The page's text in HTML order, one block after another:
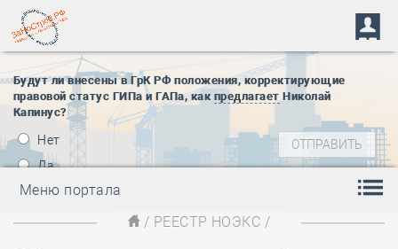
Будут ли внесены в ГрК РФ положения, корректирующие
правовой статус ГИПа и ГАПа, как предлагает Николай
Капинус?
Нет
Да
Меню портала
/ РЕЕСТР НОЭКС /